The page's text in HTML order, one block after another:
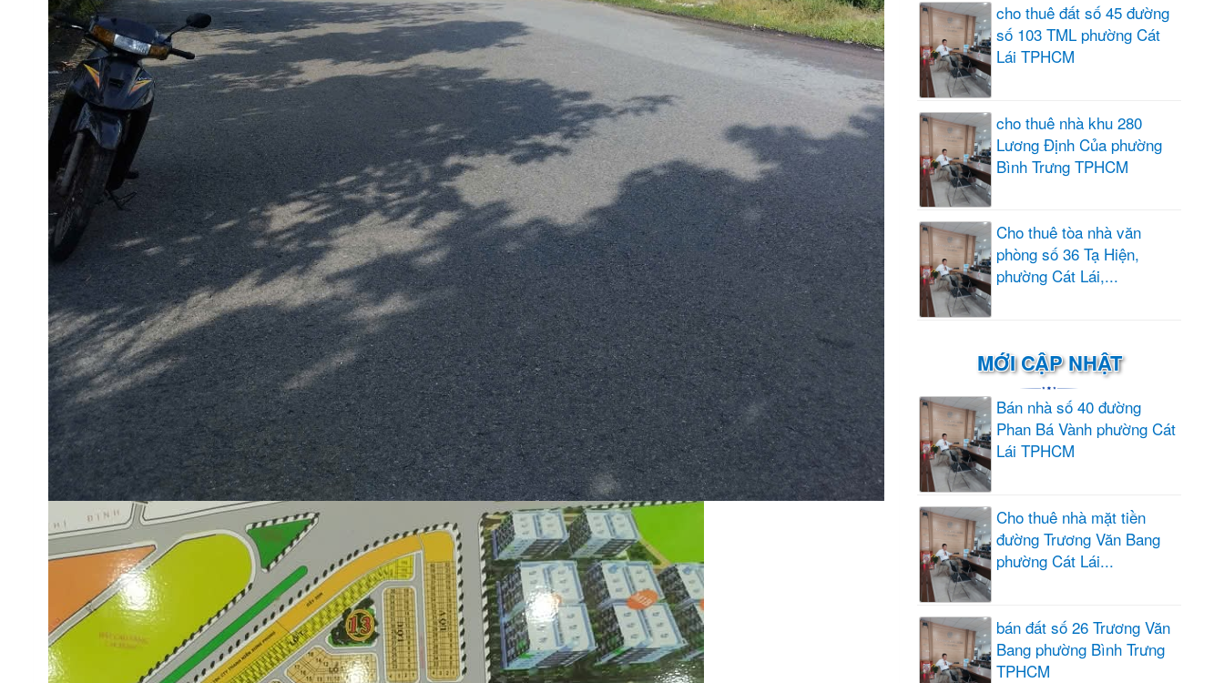
cho thuê đất số 45 đường
số 103 TML phường Cát
Lái TPHCM
cho thuê nhà khu 280
Lương Định Của phường
Bình Trưng TPHCM
Cho thuê tòa nhà văn
phòng số 36 Tạ Hiện,
phường Cát Lái,...
MỚI CẬP NHẬT
Bán nhà số 40 đường
Phan Bá Vành phường Cát
Lái TPHCM
Cho thuê nhà mặt tiền
đường Trương Văn Bang
phường Cát Lái...
bán đất số 26 Trương Văn
Bang phường Bình Trưng
TPHCM